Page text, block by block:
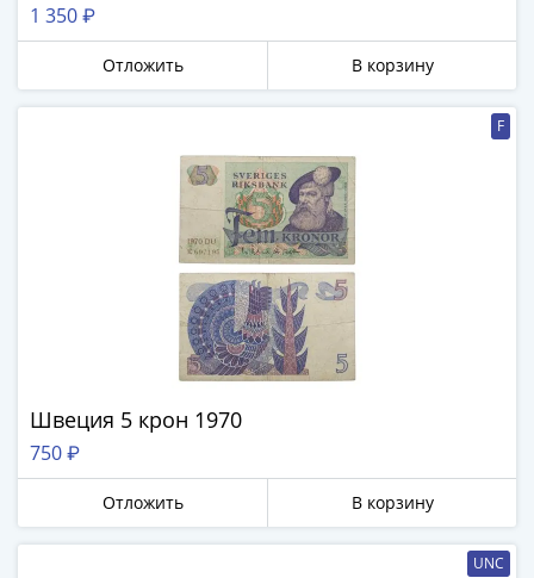
1 350 ₽
Отложить В корзину
F
Швеция 5 крон 1970
750 ₽
Отложить В корзину
UNC